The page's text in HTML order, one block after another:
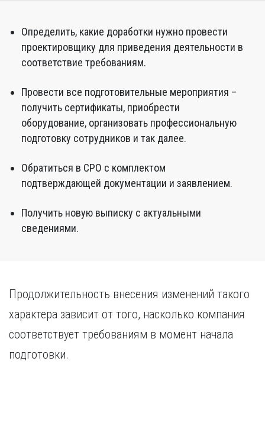
Определить, какие доработки нужно провести
проектировщику для приведения деятельности в
соответствие требованиям.
Провести все подготовительные мероприятия –
получить сертификаты, приобрести
оборудование, организовать профессиональную
подготовку сотрудников и так далее.
Обратиться в СРО с комплектом
подтверждающей документации и заявлением.
Получить новую выписку с актуальными
сведениями.
Продолжительность внесения изменений такого
характера зависит от того, насколько компания
соответствует требованиям в момент начала
подготовки.